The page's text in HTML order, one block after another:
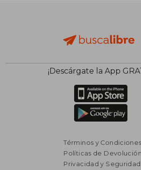
¡Descárgate la App
Términos y Condiciones
Políticas de Devolución
Privacidad y Seguridad